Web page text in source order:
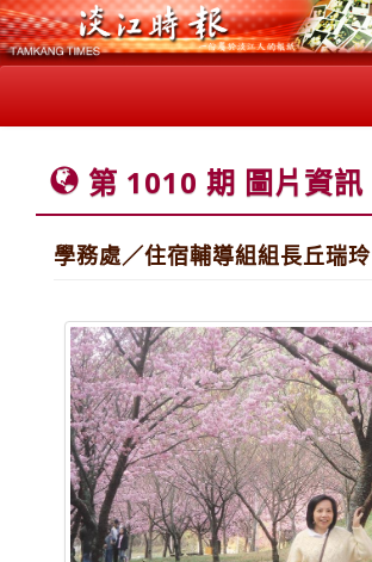
第 1010 期 圖片資訊
學務處／住宿輔導組組長丘瑞玲